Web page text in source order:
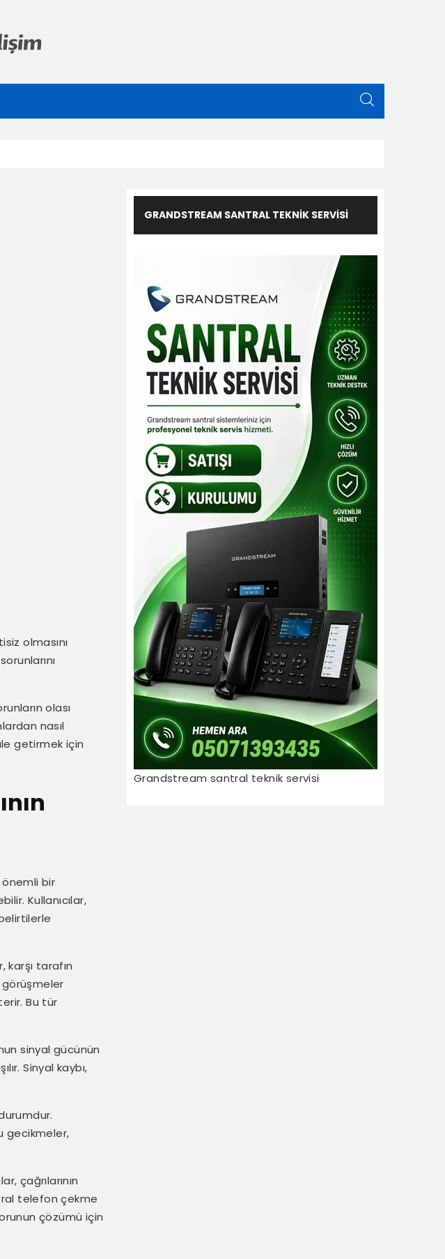
olmasını
olası
nasıl
getirmek için
önemli bir
Kullanıcılar,
karşı tarafın
görüşmeler
Bu tür
sinyal gücünün
Sinyal kaybı,
gecikmeler,
çağrılarının
telefon çekme
çözümü için
GRANDSTREAM SANTRAL TEKNIK SERVISI
Grandstream santral teknik servisi